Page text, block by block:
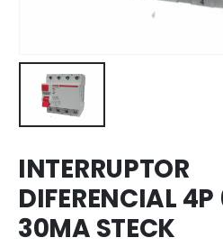
INTERRUPTOR
DIFERENCIAL
30MA STECK